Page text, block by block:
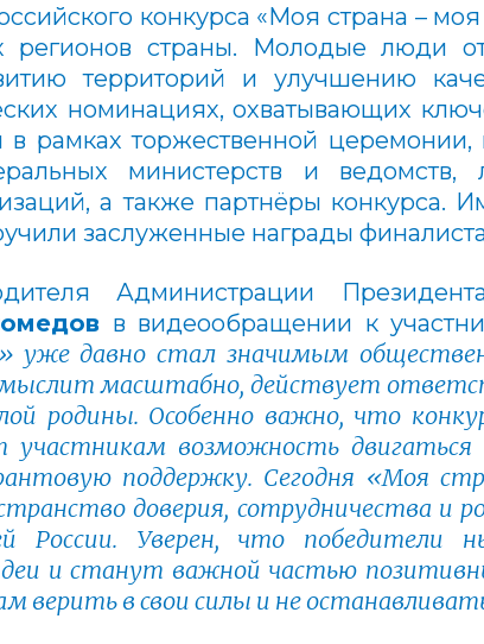
конкурса «Моя страна –
регионов страны. Молодые люди
территорий и улучшению
номинациях, охватывающих
рамках торжественной церемонии,
министерств и ведомств,
а также партнёры конкурса.
заслуженные награды
Администрации
в видеообращении к
уже давно стал значимым
масштабно, действует
родины. Особенно важно, что
участникам возможность двигаться
поддержку. Сегодня «Моя
доверия, сотрудничества и
России. Уверен, что победители
и станут важной частью
верить в свои силы и не